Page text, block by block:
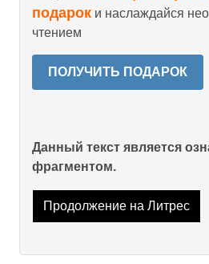
подарок и наслаждайся
чтением
ПОЛУЧИТЬ ПОДАРОК
Данный текст является
фрагментом.
Продолжение на Литрес